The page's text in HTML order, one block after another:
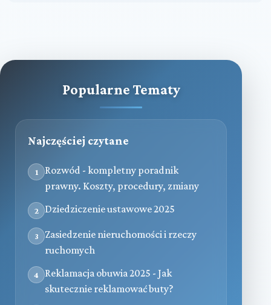
Popularne Tematy
Najczęściej czytane
1
Rozwód - kompletny poradnik
prawny. Koszty, procedury, zmiany
2 Dziedziczenie ustawowe 2025
3
Zasiedzenie nieruchomości i rzeczy
ruchomych
4
Reklamacja obuwia 2025 - Jak
skutecznie reklamować buty?